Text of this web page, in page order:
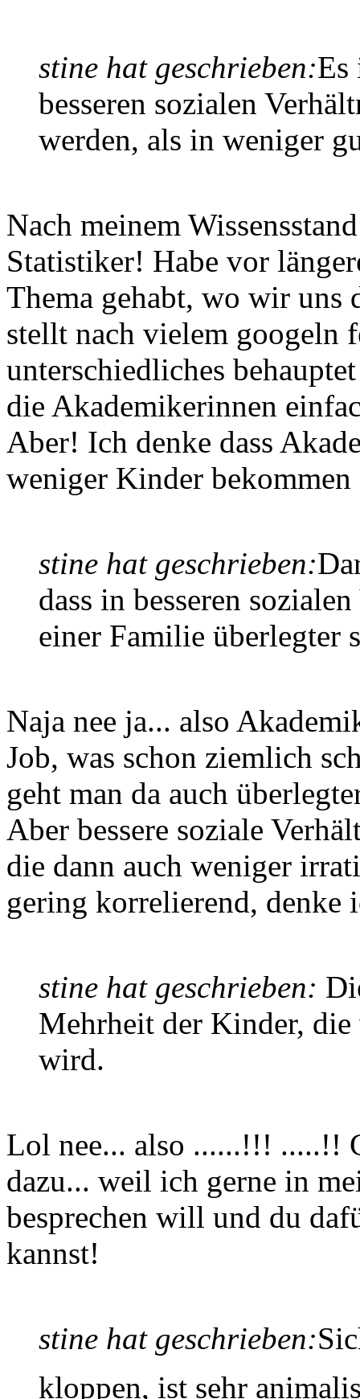
stine hat geschrieben:Es
besseren sozialen
werden, als in weniger
Nach meinem
Statistiker! Habe vor
Thema gehabt, wo wir uns
stellt nach vielem googeln
unterschiedliches
die Akademikerinnen
Aber! Ich denke dass
weniger Kinder
stine hat geschrieben:
dass in besseren
einer Familie überlegter
Naja nee ja... also
Job, was schon ziemlich
geht man da auch
Aber bessere soziale
die dann auch weniger
gering korrelierend, denke
stine hat geschrieben:
Mehrheit der Kinder, die
wird.
Lol nee... also ......!!! .....!!
dazu... weil ich gerne in
besprechen will und du
kannst!
stine hat geschrieben:
kloppen, ist sehr